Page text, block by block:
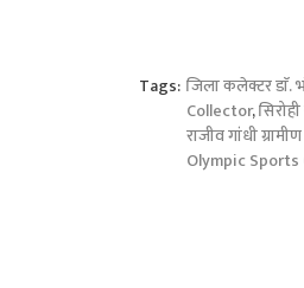
Tags: जिला कलेक्टर डाॅ.
Collector,
राजीव गांधी
Olympic